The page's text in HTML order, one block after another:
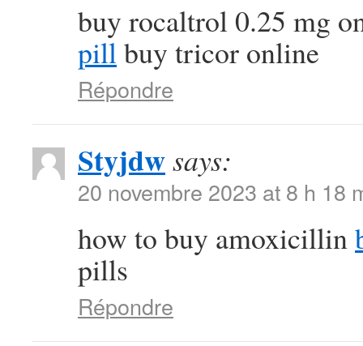
buy rocaltrol 0.25 mg
pillbuy tricor online
Répondre
Styjdwsays:
20 novembre 2023 at 8 h 18
how to buy amoxicillin
pills
Répondre